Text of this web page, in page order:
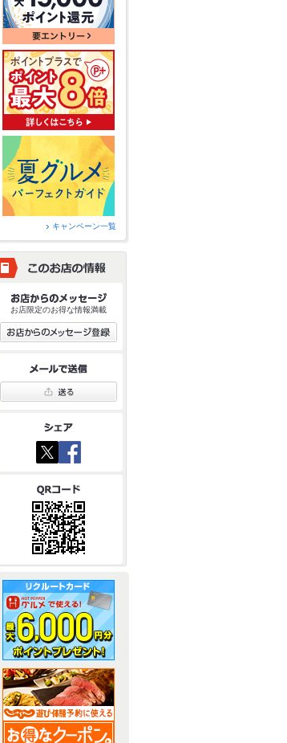
キャンペーン一覧
お店限定のお得な情報満載